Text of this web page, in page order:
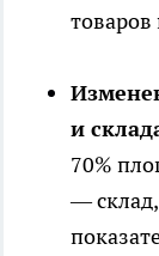
товаров
и
70%
—